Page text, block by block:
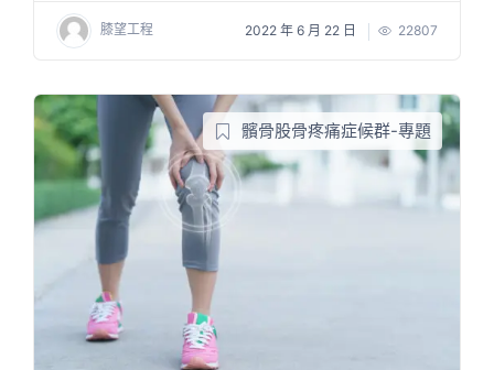
膝望工程 2022 年 6 月 22 日 22807
髕骨股骨疼痛症候群-專題